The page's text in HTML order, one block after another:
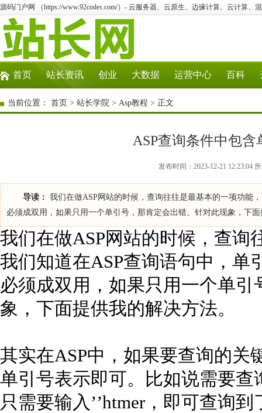
源码门户网 （https://www.92codes.com/）- 云服务器、云原生、边缘计算、云计算、
首页 站长资讯 创业 大数据 运营中心 百科
当前位置： 首页 > 站长学院 > Asp教程 > 正文
ASP查询条件中包
发布时间：2023-12-21 12:23:04
导读： 我们在做ASP网站的时候，查询往往是最基本的一项功能
必须成双用，如果只用一个单引号，那肯定会出错。针对此现象，下面
我们在做ASP网站的时候，查询
我们知道在ASP查询语句中，单
必须成双用，如果只用一个单
象，下面提供我的解决方法。
其实在ASP中，如果要查询的关
单引号表示即可。比如说需要查
只需要输入’’htmer，即可查询